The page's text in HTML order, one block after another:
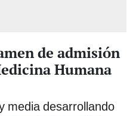
de admisión
Humana
media desarrollando